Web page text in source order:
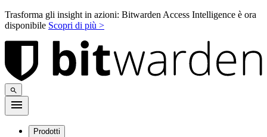
Trasforma gli insight in azioni: Bitwarden Access Intelligence è ora
disponibile Scopri di più >
Prodotti